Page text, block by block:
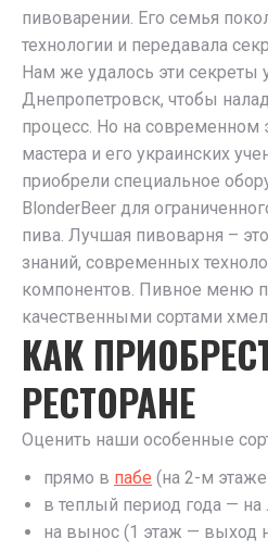
пивоварении. Его семья
технологии и передавала
Нам же удалось эти секреты
Днепропетровск, чтобы
процесс. Но на современном
мастера и его украинских
приобрели специальное
BlonderBeer для
пива. Лучшая пивоварня –
знаний, современных
компонентов. Пивное меню
качественными сортами
КАК
РЕСТОРАНЕ
Оценить наши особенные
прямо в пабе (на 2-м
в теплый период года —
на вынос (1 этаж — выход